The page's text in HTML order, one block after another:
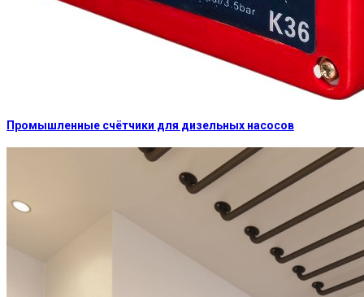
Промышленные счётчики для дизельных насосов